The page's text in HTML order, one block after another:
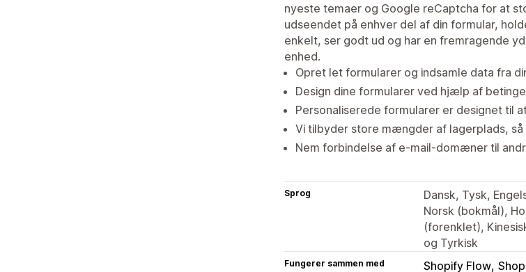
nyeste temaer og Google reCaptcha for at
udseendet på enhver del af din formular,
enkelt, ser godt ud og har en fremragende
enhed.
Opret let formularer og indsamle data fra
Design dine formularer ved hjælp af
Personaliserede formularer er designet til
Vi tilbyder store mængder af lagerplads,
Nem forbindelse af e-mail-domæner til
Sprog
Dansk, Tysk,
Norsk (bokmål),
(forenklet),
og Tyrkisk
Fungerer sammen med Shopify Flow